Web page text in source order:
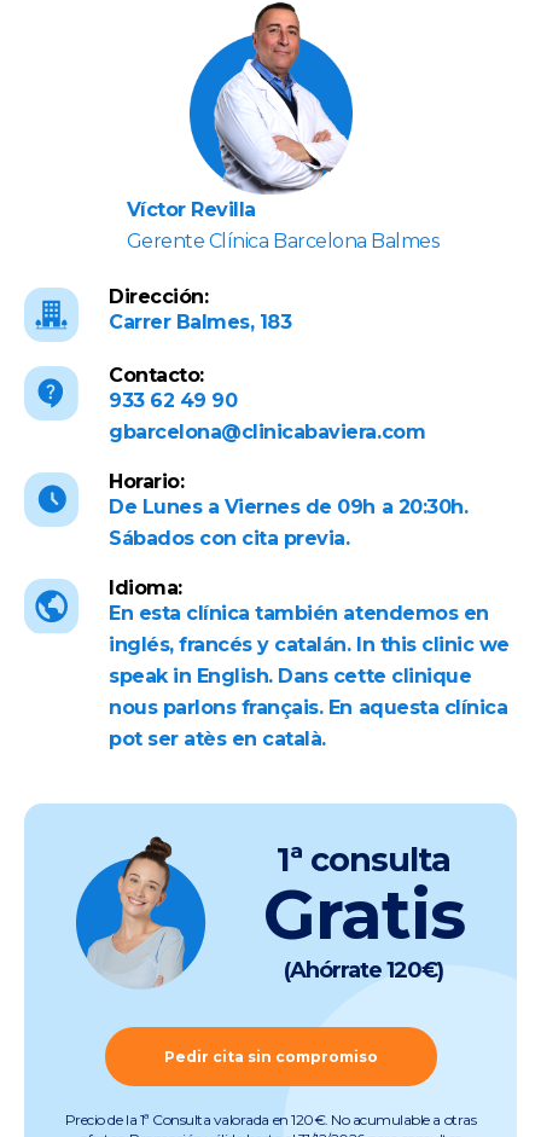
Víctor Revilla
Gerente Clínica Barcelona Balmes
Dirección:
Carrer Balmes, 183
Contacto:
933 62 49 90
gbarcelona@clinicabaviera.com
Horario:
De Lunes a Viernes de 09h a 20:30h.
Sábados con cita previa.
Idioma:
En esta clínica también atendemos en
inglés, francés y catalán. In this clinic we
speak in English. Dans cette clinique
nous parlons français. En aquesta clínica
pot ser atès en català.
1ª consulta
Gratis
(Ahórrate 120€)
Pedir cita sin compromiso
Precio de la 1ª Consulta valorada en 120€. No acumulable a otras